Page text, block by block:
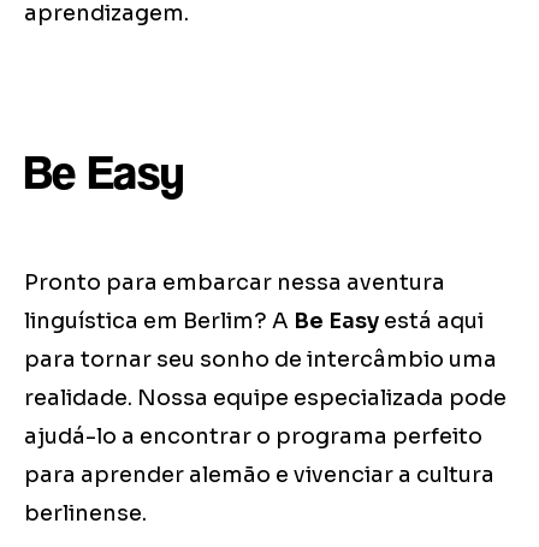
aprendizagem.
Be Easy
Pronto para embarcar nessa aventura
linguística em Berlim? A Be Easy está aqui
para tornar seu sonho de intercâmbio uma
realidade. Nossa equipe especializada pode
ajudá-lo a encontrar o programa perfeito
para aprender alemão e vivenciar a cultura
berlinense.